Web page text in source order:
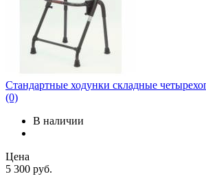
Стандартные ходунки складные
(0)
В наличии
Цена
5 300 руб.